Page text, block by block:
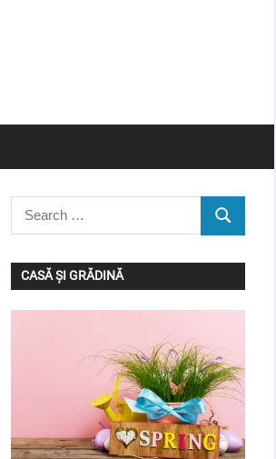
Search
for:
SEARCH
CASĂ ȘI GRĂDINĂ